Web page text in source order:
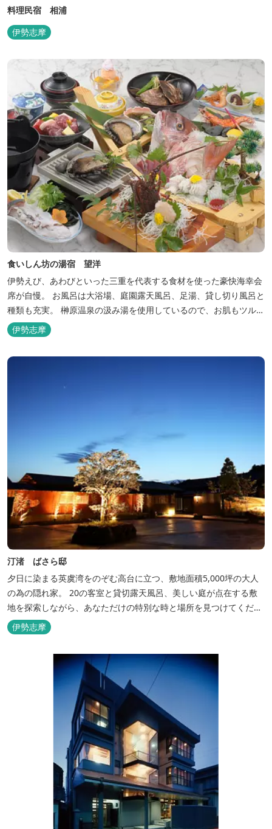
料理民宿 相浦
伊勢志摩
食いしん坊の湯宿 望洋
伊勢えび、あわびといった三重を代表する食材を使った豪快海幸会
席が自慢。 お風呂は大浴場、庭園露天風呂、足湯、貸し切り風呂と
種類も充実。 榊原温泉の汲み湯を使用しているので、お肌もツルツ
ルに。
伊勢志摩
汀渚 ばさら邸
夕日に染まる英虞湾をのぞむ高台に立つ、敷地面積5,000坪の大人
の為の隠れ家。 20の客室と貸切露天風呂、美しい庭が点在する敷
地を探索しながら、あなただけの特別な時と場所を見つけてくださ
い。
伊勢志摩